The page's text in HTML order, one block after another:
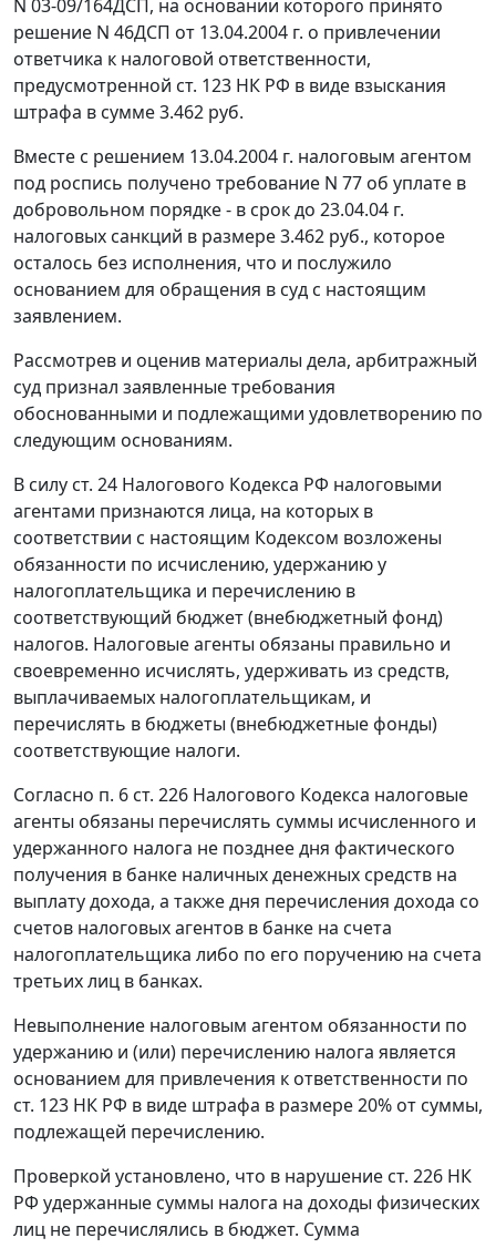
N 03-09/164ДСП, на основании которого принято
решение N 46ДСП от 13.04.2004 г. о привлечении
ответчика к налоговой ответственности,
предусмотренной ст. 123 НК РФ в виде взыскания
штрафа в сумме 3.462 руб.
Вместе с решением 13.04.2004 г. налоговым агентом
под роспись получено требование N 77 об уплате в
добровольном порядке - в срок до 23.04.04 г.
налоговых санкций в размере 3.462 руб., которое
осталось без исполнения, что и послужило
основанием для обращения в суд с настоящим
заявлением.
Рассмотрев и оценив материалы дела, арбитражный
суд признал заявленные требования
обоснованными и подлежащими удовлетворению по
следующим основаниям.
В силу ст. 24 Налогового Кодекса РФ налоговыми
агентами признаются лица, на которых в
соответствии с настоящим Кодексом возложены
обязанности по исчислению, удержанию у
налогоплательщика и перечислению в
соответствующий бюджет (внебюджетный фонд)
налогов. Налоговые агенты обязаны правильно и
своевременно исчислять, удерживать из средств,
выплачиваемых налогоплательщикам, и
перечислять в бюджеты (внебюджетные фонды)
соответствующие налоги.
Согласно п. 6 ст. 226 Налогового Кодекса налоговые
агенты обязаны перечислять суммы исчисленного и
удержанного налога не позднее дня фактического
получения в банке наличных денежных средств на
выплату дохода, а также дня перечисления дохода со
счетов налоговых агентов в банке на счета
налогоплательщика либо по его поручению на счета
третьих лиц в банках.
Невыполнение налоговым агентом обязанности по
удержанию и (или) перечислению налога является
основанием для привлечения к ответственности по
ст. 123 НК РФ в виде штрафа в размере 20% от суммы,
подлежащей перечислению.
Проверкой установлено, что в нарушение ст. 226 НК
РФ удержанные суммы налога на доходы физических
лиц не перечислялись в бюджет. Сумма